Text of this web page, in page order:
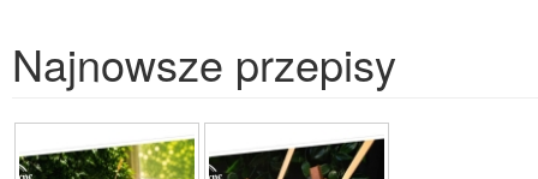
Najnowsze przepisy